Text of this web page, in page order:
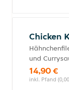
Chicken
und
14,90 €
inkl. Pfand